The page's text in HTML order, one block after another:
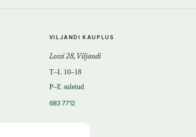
VILJANDI KAUPLUS
Lossi 28, Viljandi
T–L 10–18
P–E suletud
683 7712